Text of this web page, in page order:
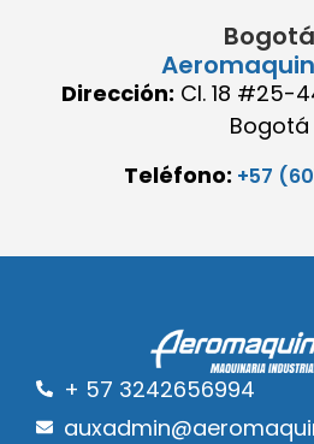
Bogotá
Dirección: Cl. 18 #25-
Bogotá
Teléfono: +57
+ 57 3242656994